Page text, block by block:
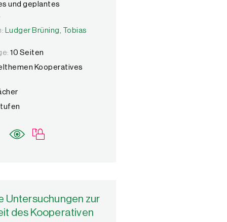
und geplantes
Ludger Brüning, Tobias Saum
Ludger Brüning,
Tobias
10 Seiten
Kooperatives
Untersuchungen zur
des Kooperativen